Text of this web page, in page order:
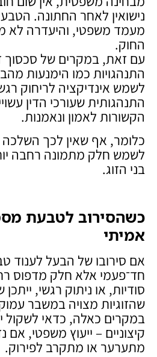
נישואין לאחר החתונה.
מעמד משפטי, והיעדרה לא
החוק.
עם זאת, במקרים של סכסוך
התנהגויות כמו הימנעות
לשמש אינדיקציה לריחוק
התנהגותית שעורכי הדין
הקשורות לאמון ונאמנות.
כלומר, אף שאין לכך השלכה
לשמש חלק מתמונה רחבה
בני הזוג.
כשהסירוב לטבעת
אמיתי
אם סירובו של הבעל לענוד
חד־פעמי אלא חלק מדפוס
סודיות, או ניתוק רגשי,
שהזוגיות מצויה במשבר
במקרים כאלה, כדאי לשקול
קיצוניים – ייעוץ משפטי,
מתערער או מתקרב לפירוק.